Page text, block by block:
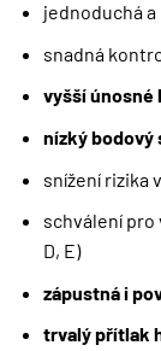
jednoduchá
snadná
vyšší únosné
nízký
snížení rizika
schválení pro
D, E)
zápustná i
trvalý přítlak